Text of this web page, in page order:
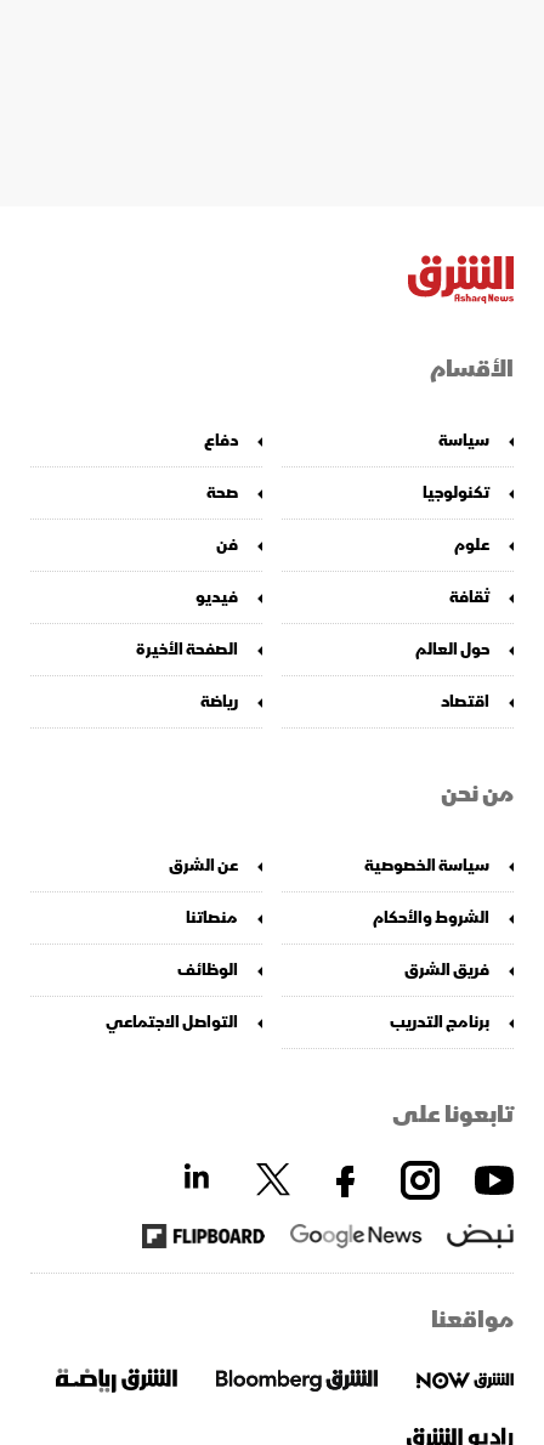
الأقسام
سياسة
دفاع
تكنولوجيا
صحة
علوم
فن
ثقافة
فيديو
حول العالم
الصفحة الأخيرة
اقتصاد
رياضة
من نحن
سياسة الخصوصية
عن الشرق
الشروط والأحكام
منصاتنا
فريق الشرق
الوظائف
برنامج التدريب
التواصل الاجتماعي
تابعونا على
مواقعنا